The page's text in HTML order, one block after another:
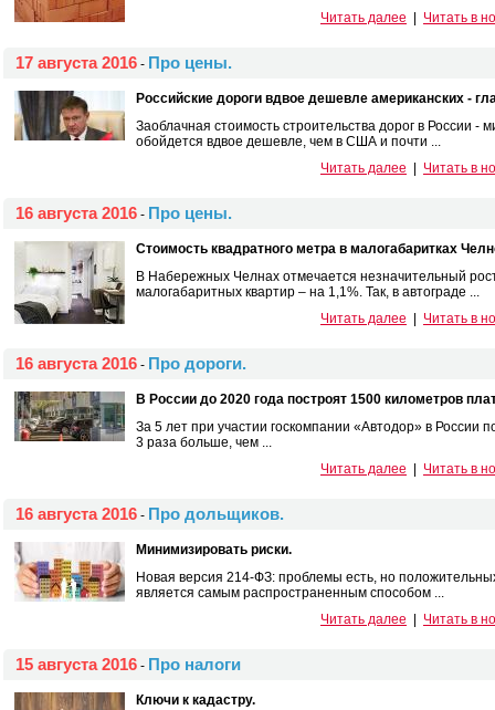
Читать далее
Читать в
17 августа 2016 - Про цены.
Российские дороги вдвое дешевле американских -
Заоблачная стоимость строительства дорог в России
обойдется вдвое дешевле, чем в США и почти ...
Читать далее
Читать в
16 августа 2016 - Про цены.
Стоимость квадратного метра в малогабаритках
В Набережных Челнах отмечается незначительный
малогабаритных квартир – на 1,1%. Так, в автограде ...
Читать далее
Читать в
16 августа 2016 - Про дороги.
В России до 2020 года построят 1500 километров
За 5 лет при участии госкомпании «Автодор» в России
3 раза больше, чем ...
Читать далее
Читать в
16 августа 2016 - Про дольщиков.
Минимизировать риски.
Новая версия 214-ФЗ: проблемы есть, но
является самым распространенным способом ...
Читать далее
Читать в
15 августа 2016 - Про налоги
Ключи к кадастру.